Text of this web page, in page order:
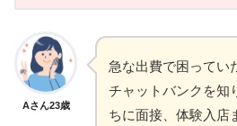
Aさん23歳
急な出費で困ってい
チャットバンクを知
ちに面接、体験入店